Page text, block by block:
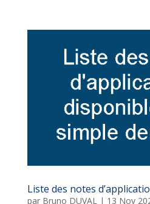
Liste des notes
par Bruno DUVAL| 13 Nov